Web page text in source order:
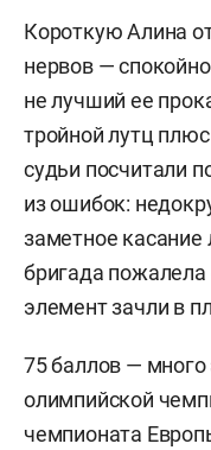
Короткую Алина
нервов —
не лучший ее
тройной лутц
судьи посчитали
из ошибок:
заметное касание
бригада
элемент зачли в
75 баллов —
олимпийской
чемпионата